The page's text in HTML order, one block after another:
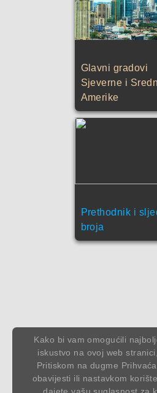
Glavni gradovi
Sjeverne i
Amerike
Prethodnik i
broja
Kako bi vam omogućili
iskustvo na ovoj web
Pritiskom na dugme
obavijesti ili nastavkom